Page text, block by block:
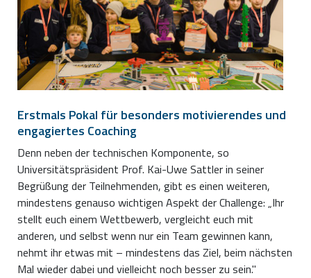
Erstmals Pokal für besonders motivierendes und
engagiertes Coaching
Denn neben der technischen Komponente, so
Universitätspräsident Prof. Kai-Uwe Sattler in seiner
Begrüßung der Teilnehmenden, gibt es einen weiteren,
mindestens genauso wichtigen Aspekt der Challenge: „Ihr
stellt euch einem Wettbewerb, vergleicht euch mit
anderen, und selbst wenn nur ein Team gewinnen kann,
nehmt ihr etwas mit – mindestens das Ziel, beim nächsten
Mal wieder dabei und vielleicht noch besser zu sein."